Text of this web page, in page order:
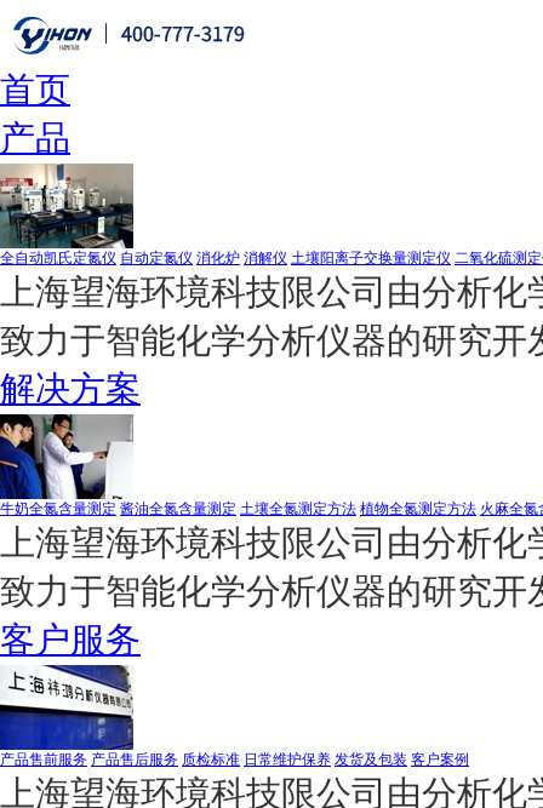
首页
产品
全自动凯氏定氮仪 自动定氮仪 消化炉 消解仪 土壤阳离子交换量测定仪 二氧化硫测
上海望海环境科技限公司由分析
致力于智能化学分析仪器的研究开
解决方案
牛奶全氮含量测定 酱油全氮含量测定 土壤全氮测定方法 植物全氮测定方法 火麻全氮
上海望海环境科技限公司由分析
致力于智能化学分析仪器的研究开
客户服务
产品售前服务 产品售后服务 质检标准 日常维护保养 发货及包装 客户案例
上海望海环境科技限公司由分析